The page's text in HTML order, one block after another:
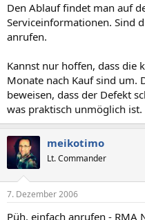
Den Ablauf findet man auf
Serviceinformationen. Sind
anrufen.
Kannst nur hoffen, dass die
Monate nach Kauf sind um.
beweisen, dass der Defekt
was praktisch unmöglich ist.
meikotimo
Lt. Commander
7. Dezember 2006
Püh, einfach anrufen - RMA